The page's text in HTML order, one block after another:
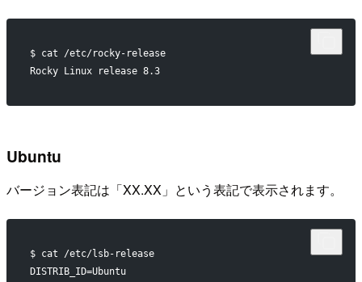
$ cat /etc/rocky-release
Rocky Linux release 8.3
Ubuntu
バージョン表記は「XX.XX」という表記で表示されます。
$ cat /etc/lsb-release
DISTRIB_ID=Ubuntu